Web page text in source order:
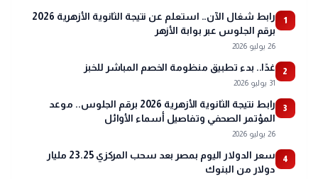
1
رابط شغال الآن.. استعلم عن نتيجة الثانوية الأزهرية 2026
برقم الجلوس عبر بوابة الأزهر
26 يوليو 2026
2 غدًا.. بدء تطبيق منظومة الخصم المباشر للخبز
31 يوليو 2026
3
رابط نتيجة الثانوية الأزهرية 2026 برقم الجلوس.. موعد
المؤتمر الصحفي وتفاصيل أسماء الأوائل
26 يوليو 2026
4
سعر الدولار اليوم بمصر بعد سحب المركزي 23.25 مليار
دولار من البنوك